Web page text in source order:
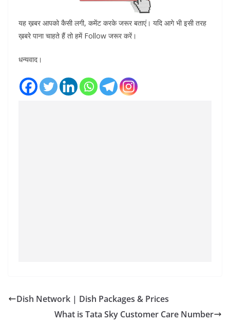
यह ख़बर आपको कैसी लगी, कमेंट करके जरूर बताएं। यदि आगे भी इसी तरह
ख़बरे पाना चाहते हैं तो हमें Follow जरूर करें।
धन्यवाद।
Dish Network | Dish Packages & Prices
What is Tata Sky Customer Care Number